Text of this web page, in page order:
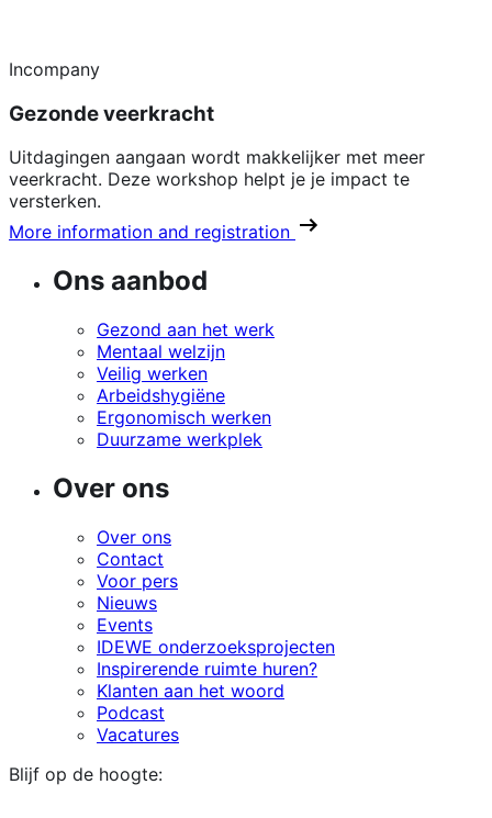
Incompany
Gezonde veerkracht
Uitdagingen aangaan wordt makkelijker met meer
veerkracht. Deze workshop helpt je je impact te
versterken.
More information and registration
Ons aanbod
Gezond aan het werk
Mentaal welzijn
Veilig werken
Arbeidshygiëne
Ergonomisch werken
Duurzame werkplek
Over ons
Over ons
Contact
Voor pers
Nieuws
Events
IDEWE onderzoeksprojecten
Inspirerende ruimte huren?
Klanten aan het woord
Podcast
Vacatures
Blijf op de hoogte: